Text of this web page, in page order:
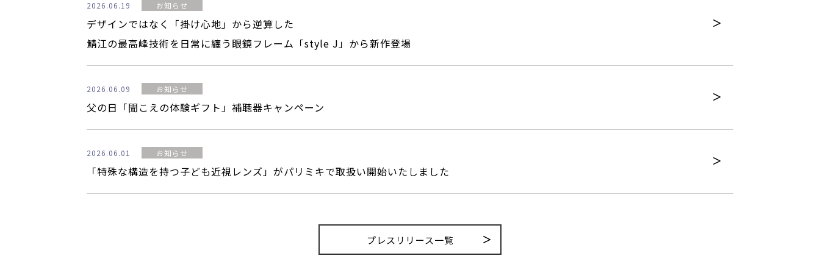
2026.06.19 お知らせ
デザインではなく「掛け心地」から逆算した
鯖江の最高峰技術を日常に纏う眼鏡フレーム「style J」から新作登場
2026.06.09 お知らせ
父の日「聞こえの体験ギフト」補聴器キャンペーン
2026.06.01 お知らせ
「特殊な構造を持つ子ども近視レンズ」がパリミキで取扱い開始いたしました
プレスリリース一覧